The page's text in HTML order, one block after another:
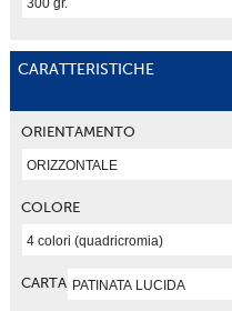
CARATTERISTICHE
ORIENTAMENTO
COLORE
CARTA